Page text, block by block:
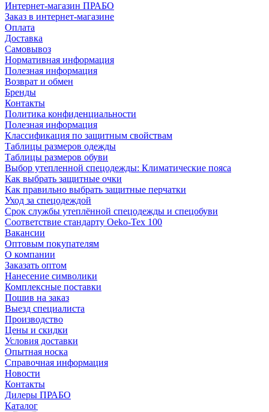
Интернет-магазин ПРАБО
Заказ в интернет-магазине
Оплата
Доставка
Самовывоз
Нормативная информация
Полезная информация
Возврат и обмен
Бренды
Контакты
Политика конфиденциальности
Полезная информация
Классификация по защитным свойствам
Таблицы размеров одежды
Таблицы размеров обуви
Выбор утепленной спецодежды: Климатические пояса
Как выбрать защитные очки
Как правильно выбрать защитные перчатки
Уход за спецодеждой
Срок службы утеплённой спецодежды и спецобуви
Соответствие стандарту Oeko-Tex 100
Вакансии
Оптовым покупателям
О компании
Заказать оптом
Нанесение символики
Комплексные поставки
Пошив на заказ
Выезд специалиста
Производство
Цены и скидки
Условия доставки
Опытная носка
Справочная информация
Новости
Контакты
Дилеры ПРАБО
Каталог